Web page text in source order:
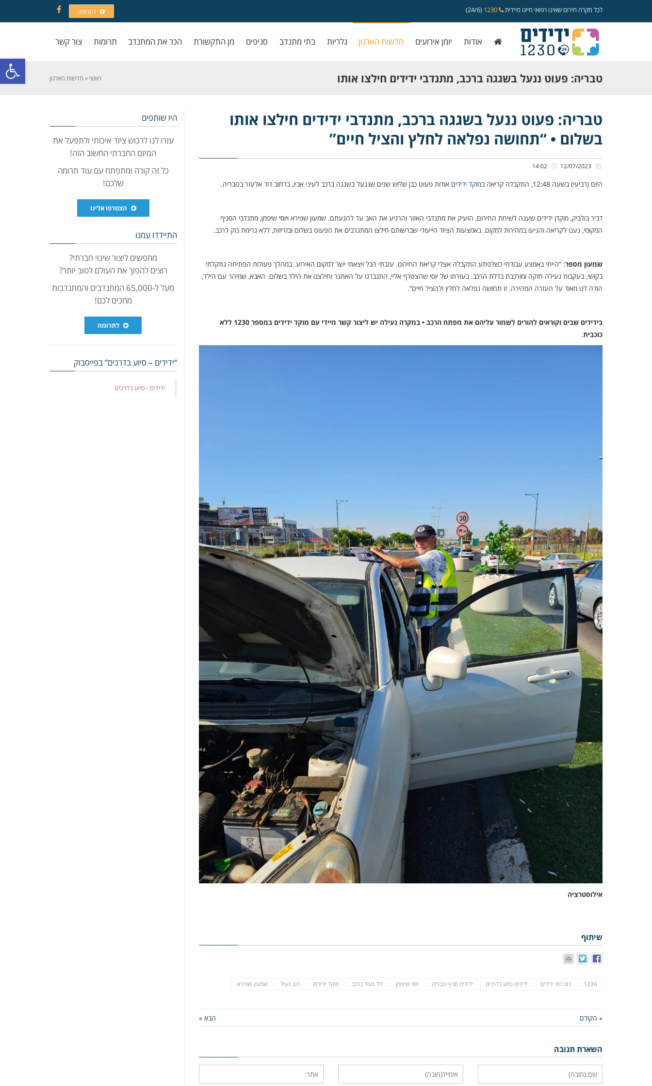
פתח
לכל מקרה חירום שאינו רפואי חייגו מיידית (24/6) לתרומה
Facebook
אודות יומן אירועים חדשות הארגון גלריות בתי מתנדב סניפים מן התקשורת הכר את המתנדב תרומות צור קשר
טבריה: פעוט ננעל בשגגה ברכב, מתנדבי ידידים חילצו אותו
בשלום • “תחושה נפלאה לחלץ והציל חיים”
ראשי » חדשות הארגון
טבריה: פעוט ננעל בשגגה ברכב, מתנדבי ידידים חילצו אותו
בשלום • “תחושה נפלאה לחלץ והציל חיים”
היום (רביעי) בשעה 12:48, התקבלה קריאה במוקד ידידים אודות פעוט כבן שלוש שנים שננעל בשגגה ברכב לעיני אביו, ברחוב דוד אלעזר בטבריה.
דביר בולביק, מוקדן ידידים שענה לשיחת החירום, הזעיק את מתנדבי האזור והרגיע את האב עד להגעתם. שמעון שפירא ויוסי שיפמן, מתנדבי הסניף
המקומי, נענו לקריאה והגיעו במהירות למקום. באמצעות הציוד הייעודי שברשותם חילצו המתנדבים את הפעוט בשלום ובזריזות, ללא גרימת נזק לרכב.
שמעון מספר: “הייתי באמצע עבודתי כשלפתע התקבלה אצלי קריאת החירום. עזבתי הכל ויצאתי ישר למקום האירוע. במהלך פעולות הפתיחה נתקלתי
בקושי, בעקבות נעילה חזקה ומורכבת בדלת הרכב. בעזרתו של יוסי שהצטרף אליי, התגברנו על האתגר וחילצנו את הילד בשלום. האבא, שמיהר עם הילד,
הודה לנו מאוד על העזרה המהירה. זו תחושה נפלאה לחלץ ולהציל חיים”.
בידידים שבים וקוראים להורים לשמור עליהם את מפתח הרכב • במקרה נעילה יש ליצור קשר מיידי עם מוקד ידידים במספר 1230 ללא
כוכבית.
אילוסטרציה
שיתוף
1230 דוברות ידידים ידידים סיוע בדרכים ידידים סניף טבריה יוסי שיפמן ילד נעול ברכב מוקד ידידים רכב נעול שמעון שפירא
« הקודם הבא »
השארת תגובה
היו שותפים
עזרו לנו לרכוש ציוד איכותי ולתפעל את
המיזם החברתי החשוב הזה!
כל זה קורה ומתפתח עם עוד תרומה
שלכם!
הצטרפו אלינו
התיידדו עמנו
מחפשים ליצור שינוי חברתי?
רוצים להפוך את העולם לטוב יותר?
מעל ל-65,000 המתנדבים והמתנדבות
מחכים לכם!
לתרומה
“ידידים – סיוע בדרכים” בפייסבוק
‏ידידים - סיוע בדרכים